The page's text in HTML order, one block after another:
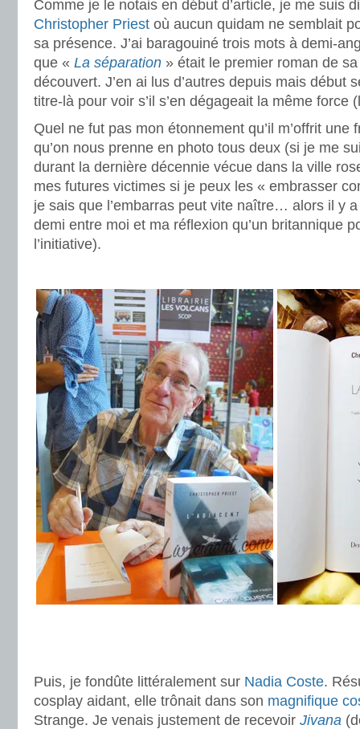
Comme je le notais en début d’article, je me suis
Christopher Priest où aucun quidam ne semblait
sa présence. J’ai baragouiné trois mots à demi-
que « La séparation » était le premier roman de
découvert. J’en ai lus d’autres depuis mais début
titre-là pour voir s’il s’en dégageait la même force
Quel ne fut pas mon étonnement qu’il m’offrit une
qu’on nous prenne en photo tous deux (si je me
durant la dernière décennie vécue dans la ville
mes futures victimes si je peux les « embrasser
je sais que l’embarras peut vite naître… alors il y
demi entre moi et ma réflexion qu’un britannique
l’initiative).
Puis, je fondûte littéralement sur Nadia Coste.
cosplay aidant, elle trônait dans son magnifique
Strange. Je venais justement de recevoir Jivana